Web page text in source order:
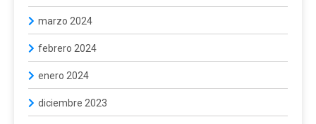
marzo 2024
febrero 2024
enero 2024
diciembre 2023